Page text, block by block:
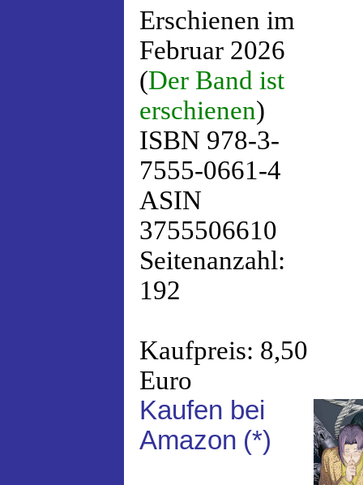
Erschienen im
Februar 2026
(Der Band ist
erschienen)
ISBN 978-3-
7555-0661-4
ASIN
3755506610
Seitenanzahl:
192
Kaufpreis: 8,50
Euro
Kaufen bei
Amazon (*)